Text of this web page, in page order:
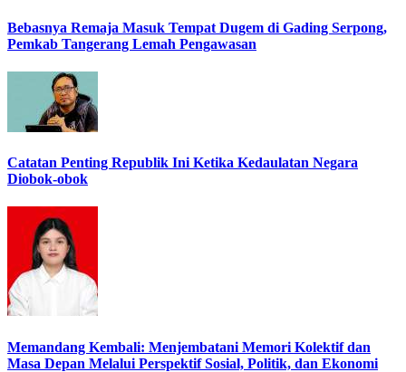
Bebasnya Remaja Masuk Tempat Dugem di Gading Serpong,
Pemkab Tangerang Lemah Pengawasan
Catatan Penting Republik Ini Ketika Kedaulatan Negara
Diobok-obok
Memandang Kembali: Menjembatani Memori Kolektif dan
Masa Depan Melalui Perspektif Sosial, Politik, dan Ekonomi